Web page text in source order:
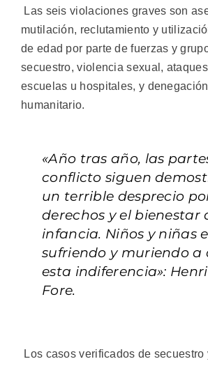
Las seis violaciones graves son
mutilación, reclutamiento y
de edad por parte de fuerzas y
secuestro, violencia sexual,
escuelas u hospitales, y
humanitario.
«Año tras año, las
conflicto siguen
un terrible desprecio
derechos y el bienestar
infancia. Niños y niñas
sufriendo y muriendo a
esta indiferencia»:
Fore.
Los casos verificados de secuestro